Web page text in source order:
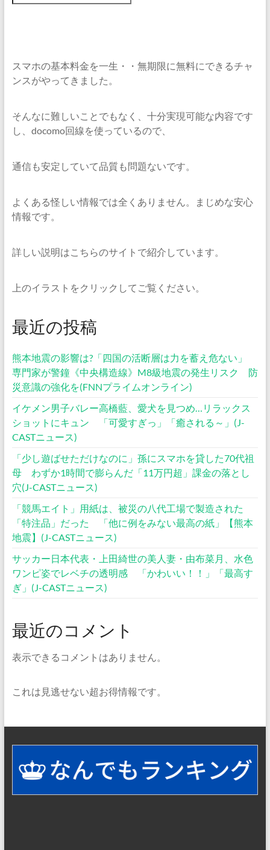
スマホの基本料金を一生・・無期限に無料にできるチャ
ンスがやってきました。
そんなに難しいことでもなく、十分実現可能な内容です
し、docomo回線を使っているので、
通信も安定していて品質も問題ないです。
よくある怪しい情報では全くありません。まじめな安心
情報です。
詳しい説明はこちらのサイトで紹介しています。
上のイラストをクリックしてご覧ください。
最近の投稿
熊本地震の影響は?「四国の活断層は力を蓄え危ない」
専門家が警鐘《中央構造線》M8級地震の発生リスク 防
災意識の強化を(FNNプライムオンライン)
イケメン男子バレー高橋藍、愛犬を見つめ…リラックス
ショットにキュン 「可愛すぎっ」「癒される～」(J-
CASTニュース)
「少し遊ばせただけなのに」孫にスマホを貸した70代祖
母 わずか1時間で膨らんだ「11万円超」課金の落とし
穴(J-CASTニュース)
「競馬エイト」用紙は、被災の八代工場で製造された
「特注品」だった 「他に例をみない最高の紙」【熊本
地震】(J-CASTニュース)
サッカー日本代表・上田綺世の美人妻・由布菜月、水色
ワンピ姿でレベチの透明感 「かわいい！！」「最高す
ぎ」(J-CASTニュース)
最近のコメント
表示できるコメントはありません。
これは見逃せない超お得情報です。